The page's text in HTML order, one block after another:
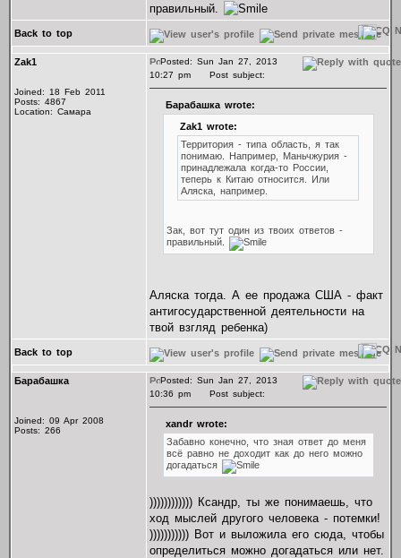
правильный.
Back to top
Zak1
Joined: 18 Feb 2011
Posts: 4867
Location: Самара
Posted: Sun Jan 27, 2013
10:27 pm
Post subject:
Барабашка wrote:
Zak1 wrote:
Территория - типа область, я так
понимаю. Например, Маньчжурия -
принадлежала когда-то России,
теперь к Китаю относится. Или
Аляска, например.
Зак, вот тут один из твоих ответов -
правильный.
Аляска тогда. А ее продажа США - факт
антигосударственной деятельности на
твой взгляд ребенка)
Back to top
Барабашка
Joined: 09 Apr 2008
Posts: 266
Posted: Sun Jan 27, 2013
10:36 pm
Post subject:
xandr wrote:
Забавно конечно, что зная ответ до меня
всё равно не доходит как до него можно
догадаться
)))))))))))) Ксандр, ты же понимаешь, что
ход мыслей другого человека - потемки!
))))))))))) Вот и выложила его сюда, чтобы
определиться можно догадаться или нет.